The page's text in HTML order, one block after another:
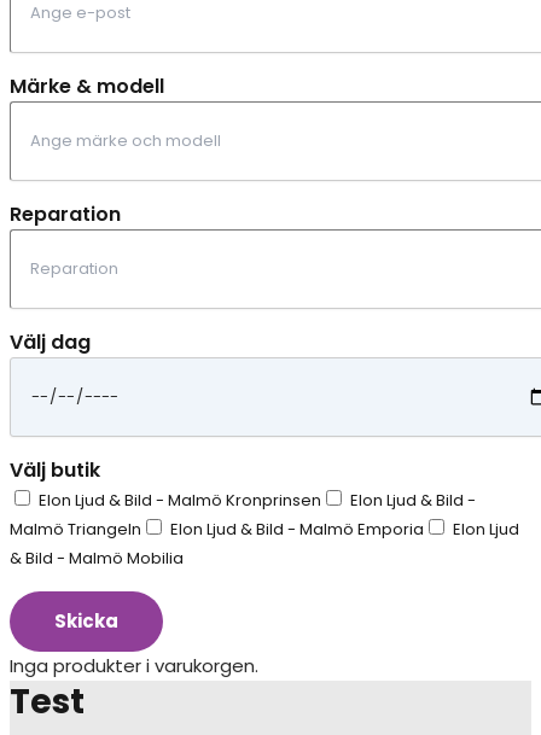
Märke & modell
Reparation
Välj dag
Välj butik
Elon Ljud & Bild - Malmö Kronprinsen
Elon Ljud & Bild -
Malmö Triangeln
Elon Ljud & Bild - Malmö Emporia
Elon Ljud
& Bild - Malmö Mobilia
Skicka
Inga produkter i varukorgen.
Test